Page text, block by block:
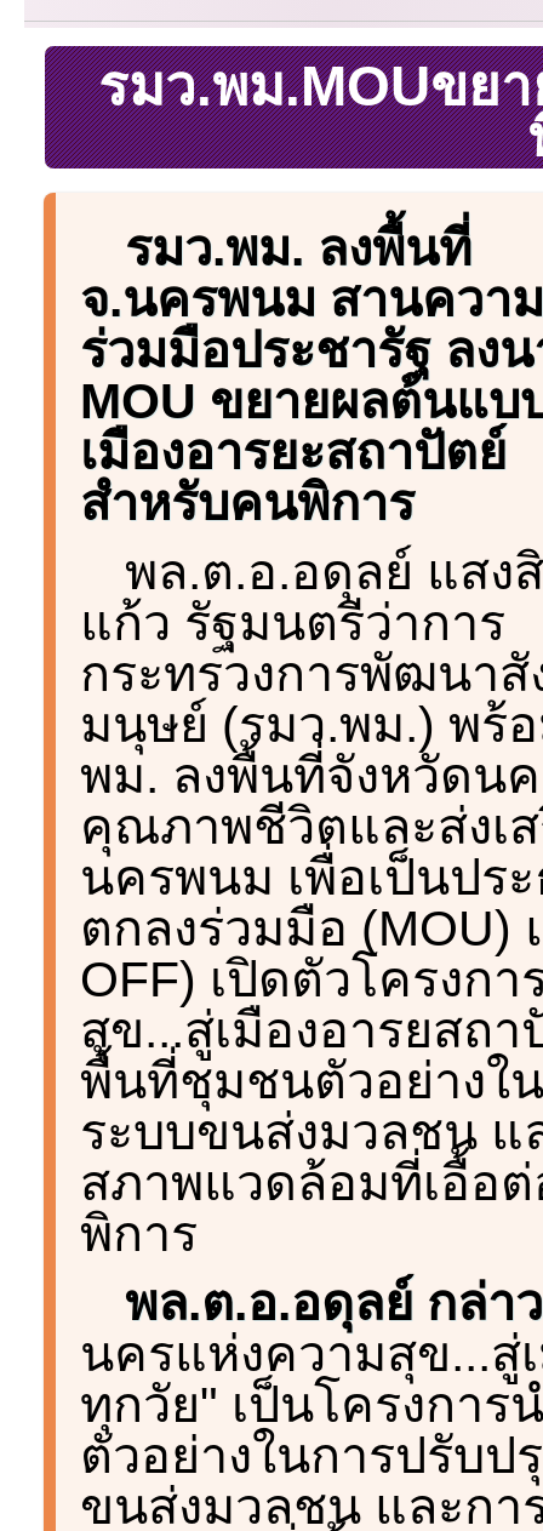
รมว.พม.MOUขย
รมว.พม. ลงพื้นที่
จ.นครพนม สานความ
ร่วมมือประชารัฐ ลง
MOU ขยายผลต้นแบ
เมืองอารยะสถาปัตย์
สำหรับคนพิการ
พล.ต.อ.อดุลย์ แสง
แก้ว รัฐมนตรีว่าการ
กระทรวงการพัฒนา
มนุษย์ (รมว.พม.) พร้
พม. ลงพื้นที่จังหวัด
คุณภาพชีวิตและส่งเ
นครพนม เพื่อเป็นปร
ตกลงร่วมมือ (MOU)
OFF) เปิดตัวโครงก
สุข...สู่เมืองอารยสถ
พื้นที่ชุมชนตัวอย่างใ
ระบบขนส่งมวลชน แ
สภาพแวดล้อมที่เอื้อ
พิการ
พล.ต.อ.อดุลย์ กล่า
นครแห่งความสุข...สู่
ทุกวัย" เป็นโครงกา
ตัวอย่างในการปรับ
ขนส่งมวลชน และกา